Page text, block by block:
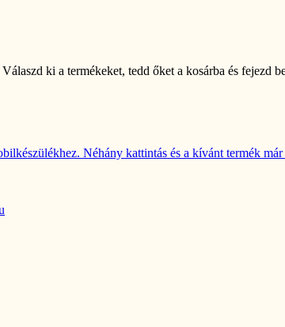
ki a termékeket, tedd őket a kosárba és fejezd
Néhány kattintás és a kívánt termék